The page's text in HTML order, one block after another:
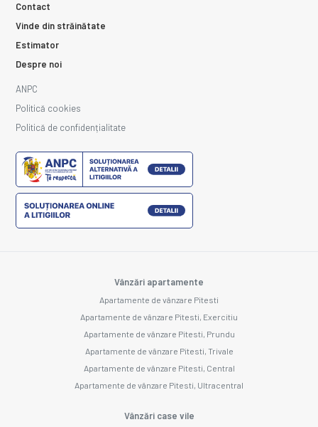
Contact
Vinde din străinătate
Estimator
Despre noi
ANPC
Politică cookies
Politică de confidențialitate
Vânzări apartamente
Apartamente de vânzare Pitesti
Apartamente de vânzare Pitesti, Exercitiu
Apartamente de vânzare Pitesti, Prundu
Apartamente de vânzare Pitesti, Trivale
Apartamente de vânzare Pitesti, Central
Apartamente de vânzare Pitesti, Ultracentral
Vânzări case vile